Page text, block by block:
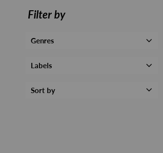
Filter by
Genres
Labels
Sort by